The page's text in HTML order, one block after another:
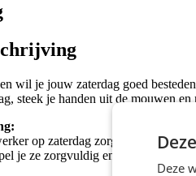
wil je jouw zaterdag goed
steek je handen uit de mouwen
op zaterdag zorg jij ervoor dat
je ze zorgvuldig en veilig op een
Deze